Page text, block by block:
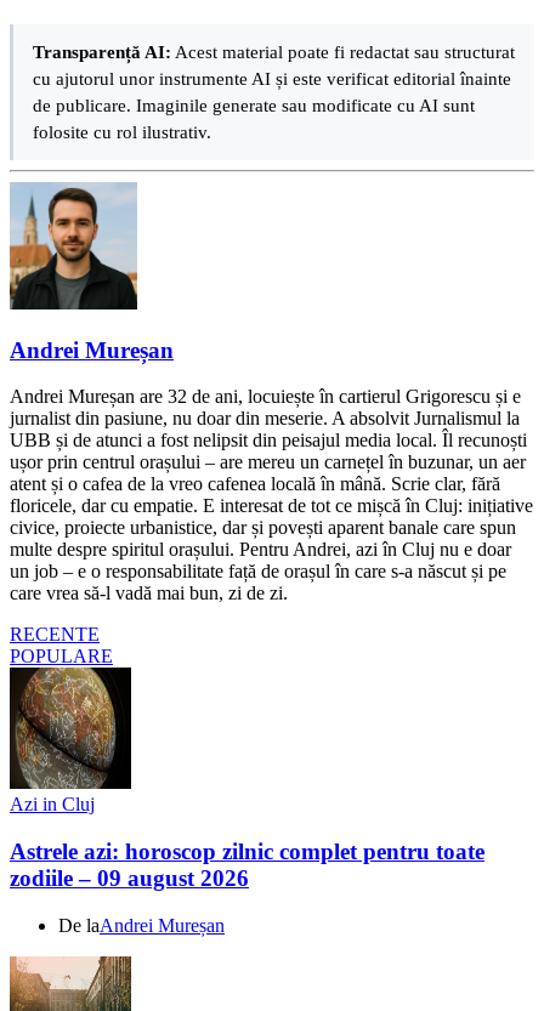
Transparență AI: Acest material poate fi redactat sau structurat
cu ajutorul unor instrumente AI și este verificat editorial înainte
de publicare. Imaginile generate sau modificate cu AI sunt
folosite cu rol ilustrativ.
Andrei Mureșan
Andrei Mureșan are 32 de ani, locuiește în cartierul Grigorescu și e
jurnalist din pasiune, nu doar din meserie. A absolvit Jurnalismul la
UBB și de atunci a fost nelipsit din peisajul media local. Îl recunoști
ușor prin centrul orașului – are mereu un carnețel în buzunar, un aer
atent și o cafea de la vreo cafenea locală în mână. Scrie clar, fără
floricele, dar cu empatie. E interesat de tot ce mișcă în Cluj: inițiative
civice, proiecte urbanistice, dar și povești aparent banale care spun
multe despre spiritul orașului. Pentru Andrei, azi în Cluj nu e doar
un job – e o responsabilitate față de orașul în care s-a născut și pe
care vrea să-l vadă mai bun, zi de zi.
RECENTE
POPULARE
Azi in Cluj
Astrele azi: horoscop zilnic complet pentru toate
zodiile – 09 august 2026
De laAndrei Mureșan